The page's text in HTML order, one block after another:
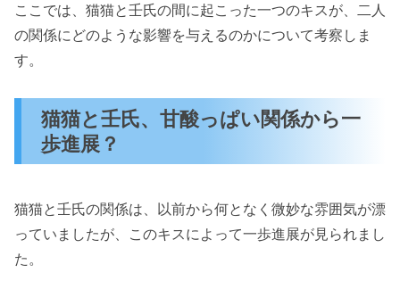
ここでは、猫猫と壬氏の間に起こった一つのキスが、二人
の関係にどのような影響を与えるのかについて考察しま
す。
猫猫と壬氏、甘酸っぱい関係から一
歩進展？
猫猫と壬氏の関係は、以前から何となく微妙な雰囲気が漂
っていましたが、このキスによって一歩進展が見られまし
た。